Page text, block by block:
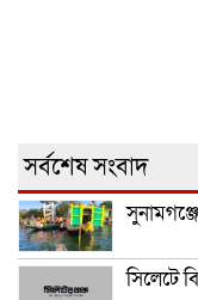
সর্বশেষ সংবাদ
সিলেটে